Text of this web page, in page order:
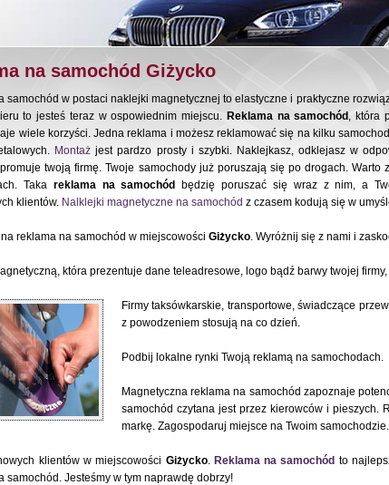
na samochód Giżycko
samochód w postaci naklejki magnetycznej to elastyczne i praktyczne
to jesteś teraz w ospowiednim miejscu. Reklama na samochód , która
wiele korzyści. Jedna reklama i możesz reklamować się na kilku
Montaż jest pardzo prosty i szybki. Naklejkasz, odklejasz w
twoją firmę. Twoje samochody już poruszają się po drogach.
Taka reklama na samochód
będzię poruszać się wraz z nim, a
klientów. Nalklejki magnetyczne na samochód z czasem kodują się w
reklama na samochód w miejscowości Giżycko. Wyróżnij się z nami i
która prezentuje dane teleadresowe, logo bądź barwy twojej
Firmy taksówkarskie, transportowe, świadczące
z powodzeniem stosują na co dzień.
Podbij lokalne rynki Twoją reklamą na samochodach.
Magnetyczna reklama na samochód zapoznaje
samochód czytana jest przez kierowców i pieszych.
markę. Zagospodaruj miejsce na Twoim
klientów w miejscowości Giżycko. Reklama na samochód to
samochód. Jesteśmy w tym naprawdę dobrzy!